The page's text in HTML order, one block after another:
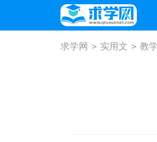
求学网 > 实用文 > 教